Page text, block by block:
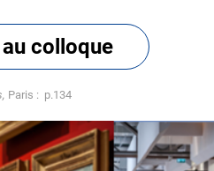
colloque
Paris : p.134